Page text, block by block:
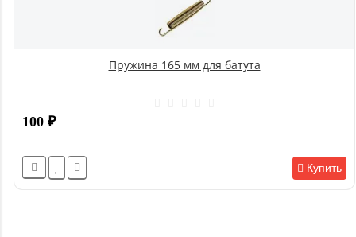
Пружина 165 мм для батута
100 ₽
Купить